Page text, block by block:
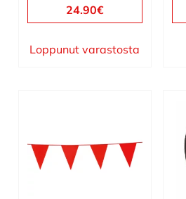
24.90€
Loppunut varastosta